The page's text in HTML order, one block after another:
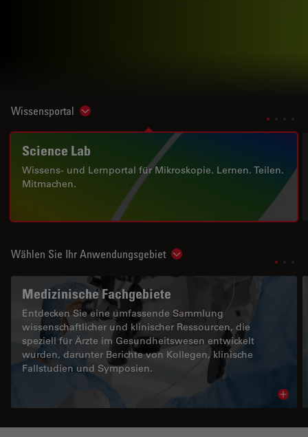
Wissensportal Show subnavigation
Science Lab
Wissens- und Lernportal für Mikroskopie. Lernen. Teilen.
Mitmachen.
Wählen Sie Ihr Anwendungsgebiet Show subnavigation
Medizinische Fachgebiete
Entdecken Sie eine umfassende Sammlung
wissenschaftlicher und klinischer Ressourcen, die
speziell für Ärzte im Gesundheitswesen entwickelt
wurden, darunter Berichte von Kollegen, klinische
Fallstudien und Symposien.